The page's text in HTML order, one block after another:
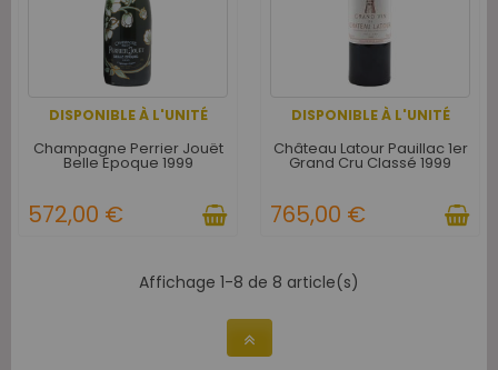
DISPONIBLE À L'UNITÉ
Champagne Perrier Jouët
Belle Epoque 1999
572,00 €
DISPONIBLE À L'UNITÉ
Château Latour Pauillac 1er
Grand Cru Classé 1999
765,00 €
Affichage 1-8 de 8 article(s)